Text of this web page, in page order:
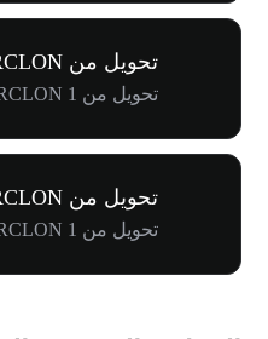
تحويل من ORCLON إلى TWD
تحويل من 1 ORCLON إلى NT$4.74K
تحويل من ORCLON إلى DOP
تحويل من 1 ORCLON إلى RD$8.55K